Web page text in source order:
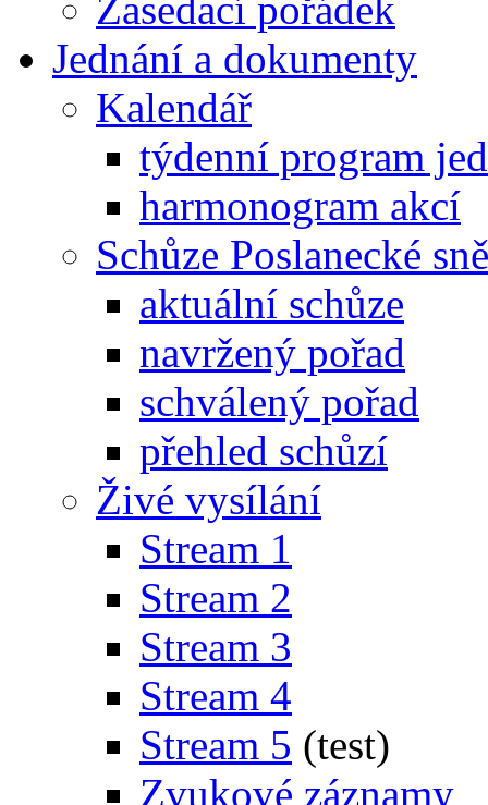
Zasedací pořádek
Jednání a dokumenty
Kalendář
týdenní program
harmonogram akcí
Schůze Poslanecké
aktuální schůze
navržený pořad
schválený pořad
přehled schůzí
Živé vysílání
Stream 1
Stream 2
Stream 3
Stream 4
Stream 5 (test)
Zvukové záznamy